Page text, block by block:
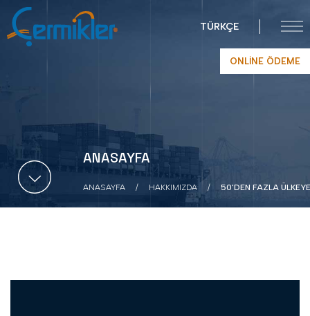
TÜRKÇE
ONLINE ÖDEME
ANASAYFA
ANASAYFA HAKKIMIZDA 50'DEN FAZLA